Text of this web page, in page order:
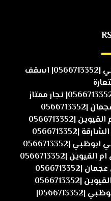
تركيب فورسيلنج في دبي |0566713352| اسقف
|0566713352
|0566713352
|0566713352